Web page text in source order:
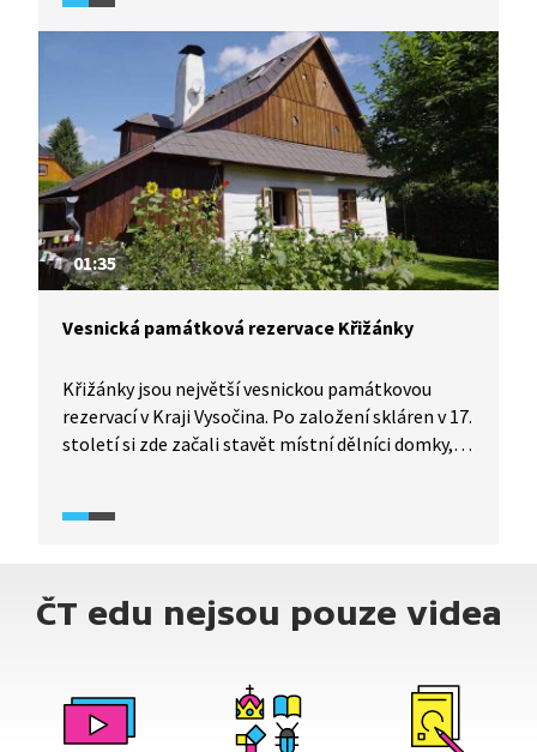
možnost si zámek prohlédnout po rozsáhlé
rekonstrukci, ukončené v roce 2014.
01:35
Vesnická památková rezervace Křižánky
Křižánky jsou největší vesnickou památkovou
rezervací v Kraji Vysočina. Po založení skláren v 17.
století si zde začali stavět místní dělníci domky,
toto řemeslo poskytovalo obživu většině obyvatel
ČT edu nejsou pouze videa